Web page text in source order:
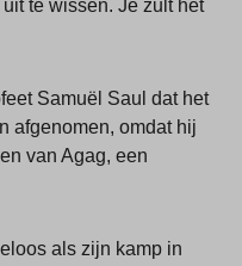
te wissen. Je zult het
Samuël Saul dat het
afgenomen, omdat hij
van Agag, een
als zijn kamp in